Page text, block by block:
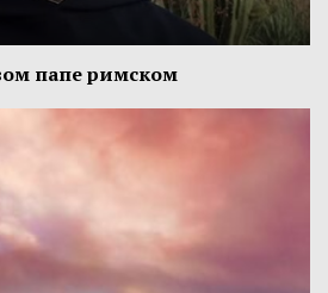
папе римском